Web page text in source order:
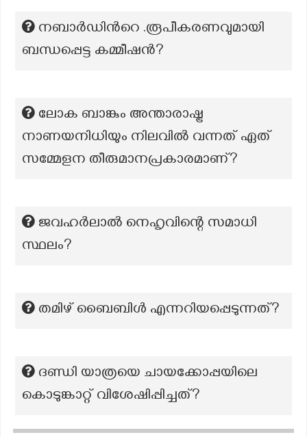
നബാർഡിന്‍റെ .രൂപീകരണവുമായി
ബന്ധപ്പെട്ട കമ്മീഷൻ?
ലോക ബാങ്കും അന്താരാഷ്ട്ര
നാണയനിധിയും നിലവിൽ വന്നത് ഏത്
സമ്മേളന തീരുമാനപ്രകാരമാണ്?
ജവഹർലാൽ നെഹൃവിന്റെ സമാധി
സ്ഥലം?
തമിഴ് ബൈബിൾ എന്നറിയപ്പെടുന്നത്?
ദണ്ഡി യാത്രയെ ചായക്കോപ്പയിലെ
കൊടുങ്കാറ്റ് വിശേഷിപ്പിച്ചത്?